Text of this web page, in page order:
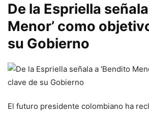
De la Espriella
Menor’ como
su Gobierno
El futuro presidente colombiano ha